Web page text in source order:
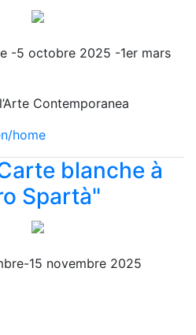
-5 octobre 2025 -1er mars
Contemporanea
home
blanche à
Spartà"
15 novembre 2025